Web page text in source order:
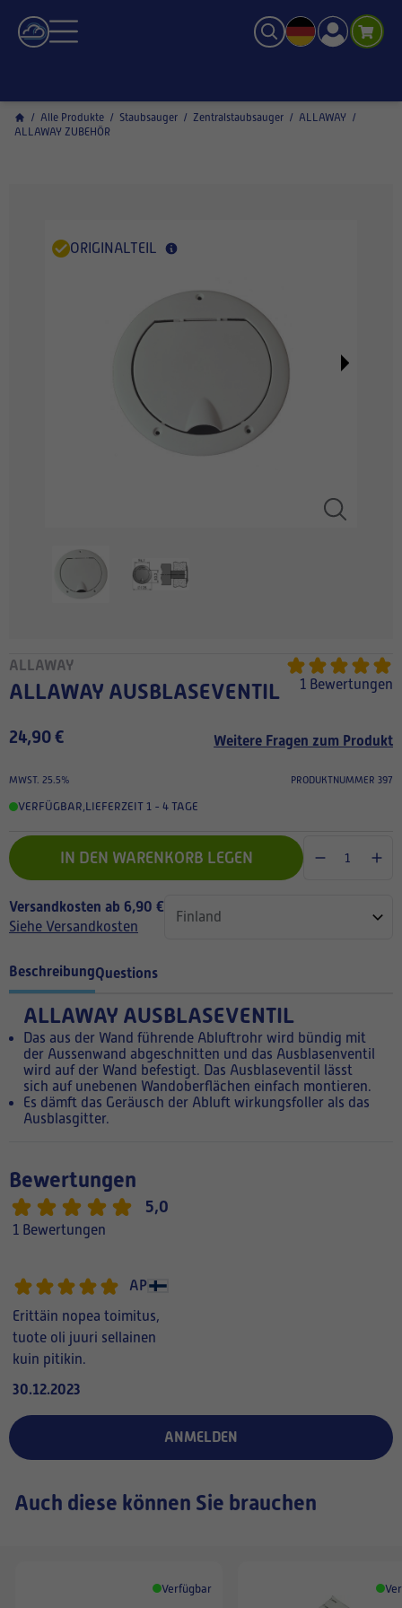
/ Alle Produkte / Staubsauger / Zentralstaubsauger / ALLAWAY /
ALLAWAY ZUBEHÖR
ORIGINALTEIL
ALLAWAY
ALLAWAY AUSBLASEVENTIL 1 Bewertungen
24,90 € Weitere Fragen zum Produkt
MWST. 25.5% PRODUKTNUMMER 397
VERFÜGBAR,LIEFERZEIT 1 - 4 TAGE
IN DEN WARENKORB LEGEN
Versandkosten ab 6,90 €
Siehe Versandkosten
BeschreibungQuestions
ALLAWAY AUSBLASEVENTIL
Das aus der Wand führende Abluftrohr wird bündig mit
der Aussenwand abgeschnitten und das Ausblasenventil
wird auf der Wand befestigt. Das Ausblaseventil lässt
sich auf unebenen Wandoberflächen einfach montieren.
Es dämft das Geräusch der Abluft wirkungsfoller als das
Ausblasgitter.
Bewertungen
5,0
1 Bewertungen
AP
Erittäin nopea toimitus,
tuote oli juuri sellainen
kuin pitikin.
30.12.2023
ANMELDEN
Auch diese können Sie brauchen
Verfügbar